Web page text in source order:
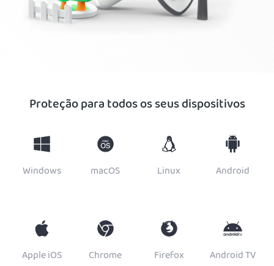
Proteção para todos os seus dispositivos
Windows macOS Linux Android
Apple iOS Chrome Firefox Android TV